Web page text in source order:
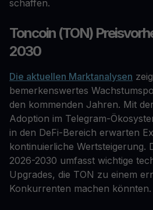
schaffen.
Toncoin (TON)
2030
Die aktuellen Marktanalysen
bemerkenswertes
den kommenden Jahren. Mit
Adoption im Telegram-
in den DeFi-Bereich erwarten
kontinuierliche Wertsteigerung.
2026-2030 umfasst wichtige
Upgrades, die TON zu einem
Konkurrenten machen könnten.